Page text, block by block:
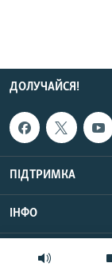
ДОЛУЧАЙСЯ!
ПІДТРИМКА
ІНФО